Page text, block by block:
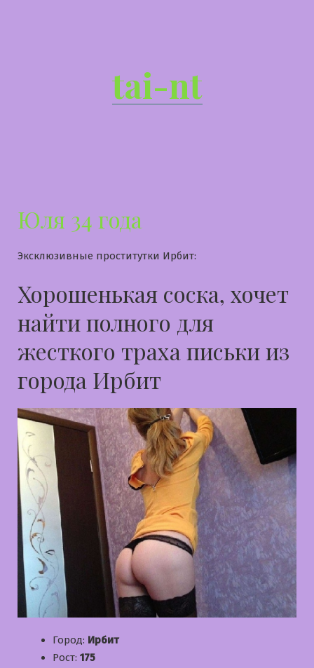
tai-nt
Юля 34 года
Эксклюзивные проститутки Ирбит:
Хорошенькая соска, хочет
найти полного для
жесткого траха письки из
города Ирбит
Город: Ирбит
Рост: 175